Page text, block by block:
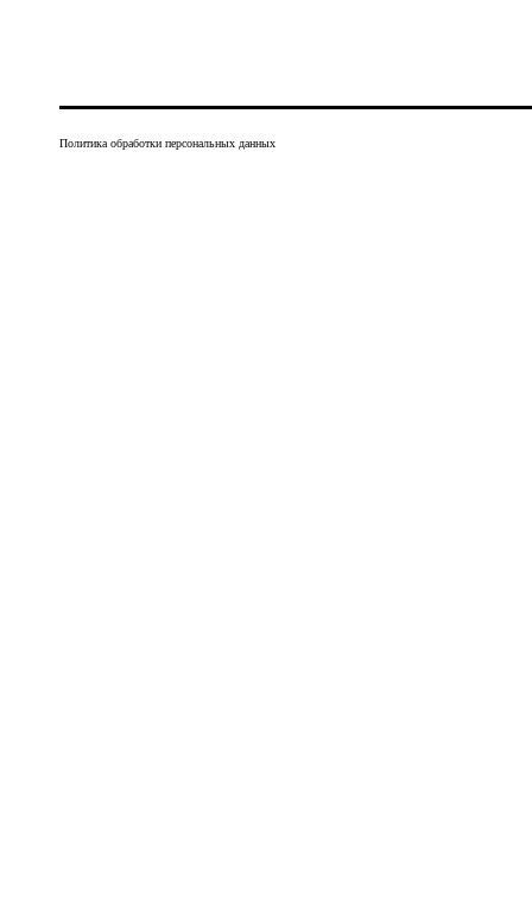
Политика обработки персональных данных